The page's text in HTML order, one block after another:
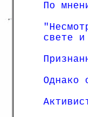
По
свете
Однако